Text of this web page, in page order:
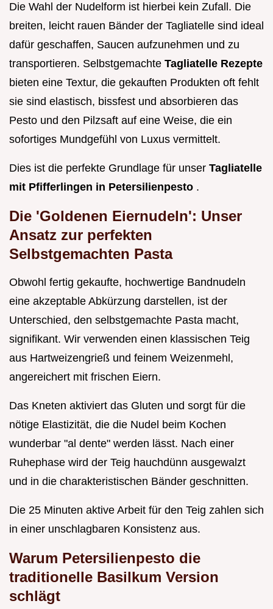
Die Wahl der Nudelform ist hierbei kein Zufall. Die
breiten, leicht rauen Bänder der Tagliatelle sind ideal
dafür geschaffen, Saucen aufzunehmen und zu
transportieren. Selbstgemachte Tagliatelle Rezepte
bieten eine Textur, die gekauften Produkten oft fehlt
sie sind elastisch, bissfest und absorbieren das
Pesto und den Pilzsaft auf eine Weise, die ein
sofortiges Mundgefühl von Luxus vermittelt.
Dies ist die perfekte Grundlage für unser Tagliatelle
mit Pfifferlingen in Petersilienpesto .
Die 'Goldenen Eiernudeln': Unser
Ansatz zur perfekten
Selbstgemachten Pasta
Obwohl fertig gekaufte, hochwertige Bandnudeln
eine akzeptable Abkürzung darstellen, ist der
Unterschied, den selbstgemachte Pasta macht,
signifikant. Wir verwenden einen klassischen Teig
aus Hartweizengrieß und feinem Weizenmehl,
angereichert mit frischen Eiern.
Das Kneten aktiviert das Gluten und sorgt für die
nötige Elastizität, die die Nudel beim Kochen
wunderbar "al dente" werden lässt. Nach einer
Ruhephase wird der Teig hauchdünn ausgewalzt
und in die charakteristischen Bänder geschnitten.
Die 25 Minuten aktive Arbeit für den Teig zahlen sich
in einer unschlagbaren Konsistenz aus.
Warum Petersilienpesto die
traditionelle Basilkum Version
schlägt